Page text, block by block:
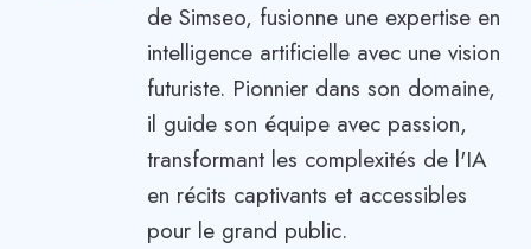
de Simseo, fusionne une expertise en
intelligence artificielle avec une vision
futuriste. Pionnier dans son domaine,
il guide son équipe avec passion,
transformant les complexités de l'IA
en récits captivants et accessibles
pour le grand public.